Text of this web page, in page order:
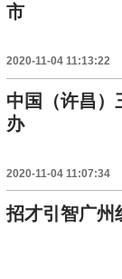
市
2020-11-04 11:13:22
中国（许昌）
办
2020-11-04 11:07:34
招才引智广州